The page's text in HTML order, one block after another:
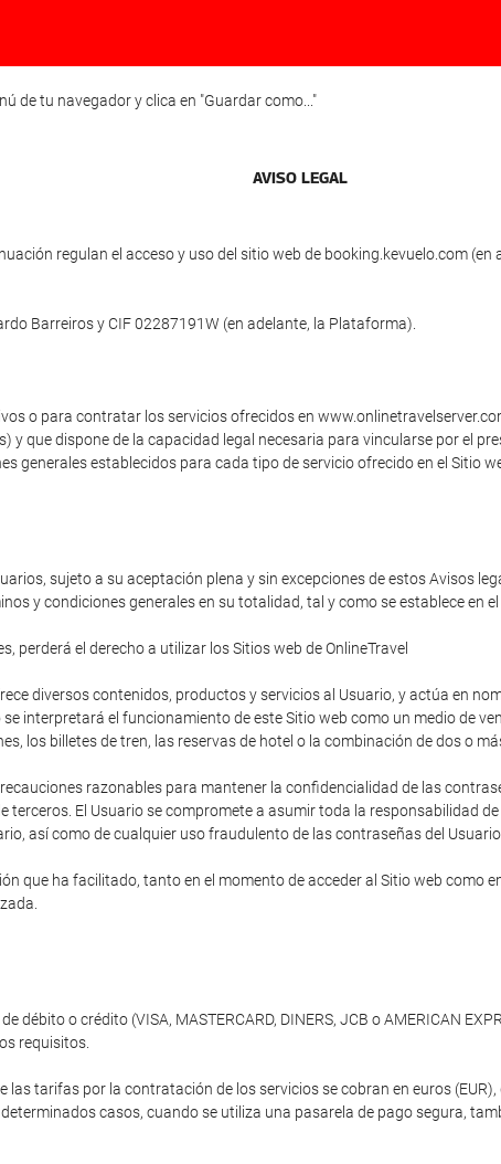
de tu navegador y clica en "Guardar como..."
AVISO LEGAL
regulan el acceso y uso del sitio web de booking.kevuelo.com
Barreiros y CIF 02287191W (en adelante, la Plataforma).
o para contratar los servicios ofrecidos en
y que dispone de la capacidad legal necesaria para vincularse por el
generales establecidos para cada tipo de servicio ofrecido en el Sitio
sujeto a su aceptación plena y sin excepciones de estos Avisos
y condiciones generales en su totalidad, tal y como se establece en
perderá el derecho a utilizar los Sitios web de OnlineTravel
diversos contenidos, productos y servicios al Usuario, y actúa en
interpretará el funcionamiento de este Sitio web como un medio de
los billetes de tren, las reservas de hotel o la combinación de dos o
razonables para mantener la confidencialidad de las
El Usuario se compromete a asumir toda la responsabilidad
así como de cualquier uso fraudulento de las contraseñas del
que ha facilitado, tanto en el momento de acceder al Sitio web como
débito o crédito (VISA, MASTERCARD, DINERS, JCB o AMERICAN
requisitos.
las tarifas por la contratación de los servicios se cobran en euros
casos, cuando se utiliza una pasarela de pago segura,